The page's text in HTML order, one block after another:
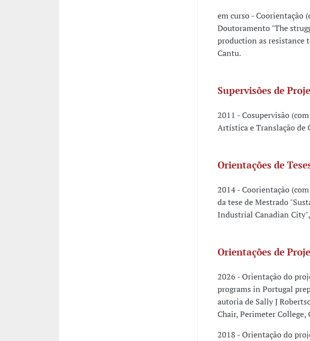
em curso - Coorientação
Doutoramento "The
production as resistance
Cantu.
Supervisões de
2011 - Cosupervisão
Artística e Translação de
Orientações de
2014 - Coorientação
da tese de Mestrado
Industrial Canadian
Orientações de
2026 - Orientação do
programs in Portugal
autoria de Sally J
Chair, Perimeter
2018 - Orientação do